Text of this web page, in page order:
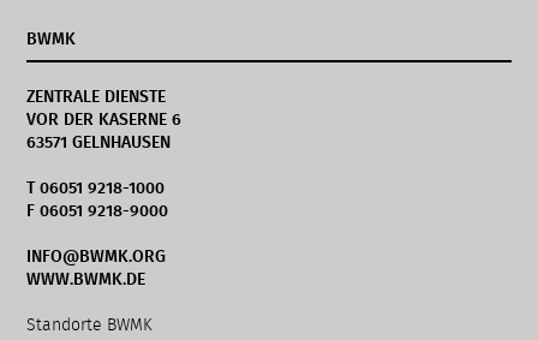
BWMK
ZENTRALE DIENSTE
VOR DER KASERNE 6
63571 GELNHAUSEN
T 06051 9218-1000
F 06051 9218-9000
INFO@BWMK.ORG
WWW.BWMK.DE
Navigation
Standorte BWMK